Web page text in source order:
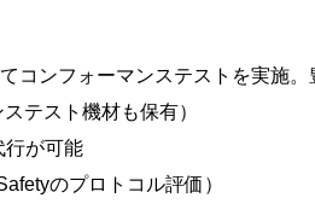
コンフォーマンステストを実施
テスト機材も保有）
行が可能
のプロトコル評価）